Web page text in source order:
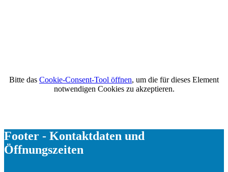
Bitte das Cookie-Consent-Tool öffnen, um die für dieses Element
notwendigen Cookies zu akzeptieren.
Footer - Kontaktdaten und
Öffnungszeiten